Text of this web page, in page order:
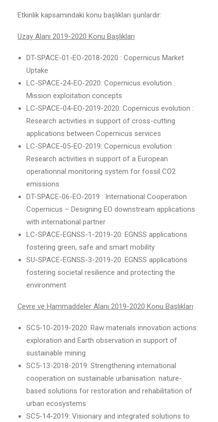
Etkinlik kapsamındaki konu başlıkları şunlardır:
Uzay Alanı 2019-2020 Konu Başlıkları
DT-SPACE-01-EO-2018-2020 : Copernicus Market
Uptake
LC-SPACE-24-EO-2020: Copernicus evolution :
Mission exploitation concepts
LC-SPACE-04-EO-2019-2020: Copernicus evolution :
Research activities in support of cross-cutting
applications between Copernicus services
LC-SPACE-05-EO-2019: Copernicus evolution :
Research activities in support of a European
operationnal monitoring system for fossil CO2
emissions
DT-SPACE-06-EO-2019 : International Cooperation
Copernicus – Designing EO downstream applications
with international partner
LC-SPACE-EGNSS-1-2019-20: EGNSS applications
fostering green, safe and smart mobility
SU-SPACE-EGNSS-3-2019-20: EGNSS applications
fostering societal resilience and protecting the
environment
Çevre ve Hammaddeler Alanı 2019-2020 Konu Başlıkları
SC5-10-2019-2020: Raw materials innovation actions:
exploration and Earth observation in support of
sustainable mining
SC5-13-2018-2019: Strengthening international
cooperation on sustainable urbanisation: nature-
based solutions for restoration and rehabilitation of
urban ecosystems
SC5-14-2019: Visionary and integrated solutions to